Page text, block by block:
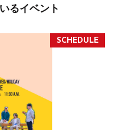
るイベント